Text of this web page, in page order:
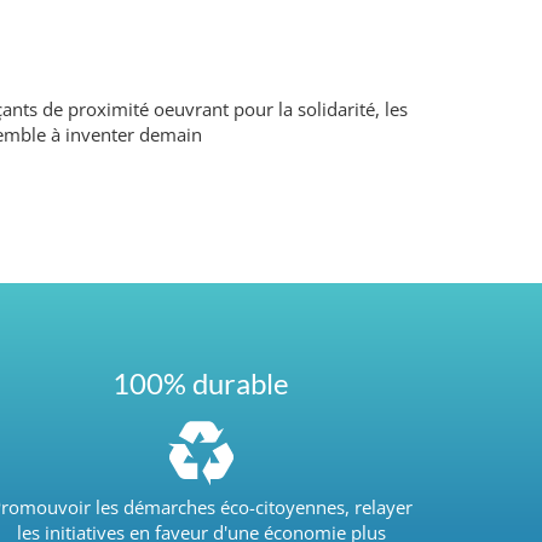
de proximité oeuvrant pour la solidarité, les
à inventer demain
100% durable
les démarches éco-citoyennes, relayer
les initiatives en faveur d'une économie plus